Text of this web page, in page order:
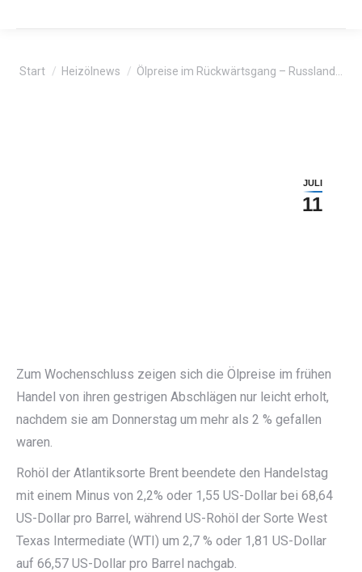
Sie befinden sich hier:
Start Heizölnews Ölpreise im Rückwärtsgang – Russland…
JULI
11
Zum Wochenschluss zeigen sich die Ölpreise im frühen
Handel von ihren gestrigen Abschlägen nur leicht erholt,
nachdem sie am Donnerstag um mehr als 2 % gefallen
waren.
Rohöl der Atlantiksorte Brent beendete den Handelstag
mit einem Minus von 2,2% oder 1,55 US-Dollar bei 68,64
US-Dollar pro Barrel, während US-Rohöl der Sorte West
Texas Intermediate (WTI) um 2,7 % oder 1,81 US-Dollar
auf 66,57 US-Dollar pro Barrel nachgab.